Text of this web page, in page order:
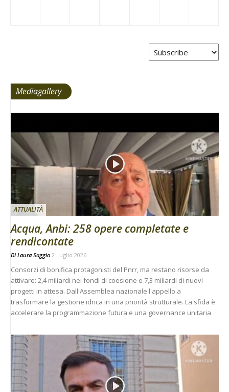
Mediagallery
ATTUALITÀ
Acqua, Anbi: 258 opere completate e
rendicontate
Di Laura Saggio 2 Luglio 2026
Consorzi di bonifica protagonisti del Pnrr, ma restano risorse da
attivare: 2,4 miliardi nei fondi di coesione e 7,3 miliardi di nuovi
progetti in attesa. Dall'Assemblea nazionale l'appello a
trasformare la gestione idrica in una priorità strutturale. La sfida è
accelerare la programmazione futura e una governance unitaria